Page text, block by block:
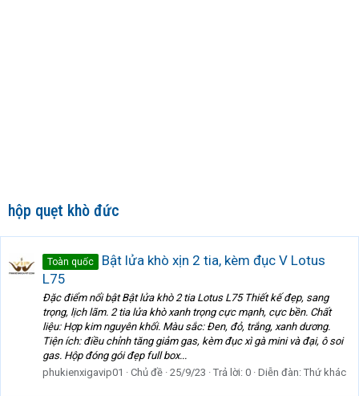
hộp quẹt khò đức
Toàn quốc
Bật lửa khò xịn 2 tia, kèm đục V Lotus
L75
Đặc điểm nổi bật Bật lửa khò 2 tia Lotus L75 Thiết kế đẹp, sang
trọng, lịch lãm. 2 tia lửa khò xanh trọng cực mạnh, cực bền. Chất
liệu: Hợp kim nguyên khối. Màu sắc: Đen, đỏ, trắng, xanh dương.
Tiện ích: điều chỉnh tăng giảm gas, kèm đục xì gà mini và đại, ô soi
gas. Hộp đóng gói đẹp full box...
phukienxigavip01
Chủ đề 25/9/23 Trả lời: 0 Diễn đàn: Thứ khác